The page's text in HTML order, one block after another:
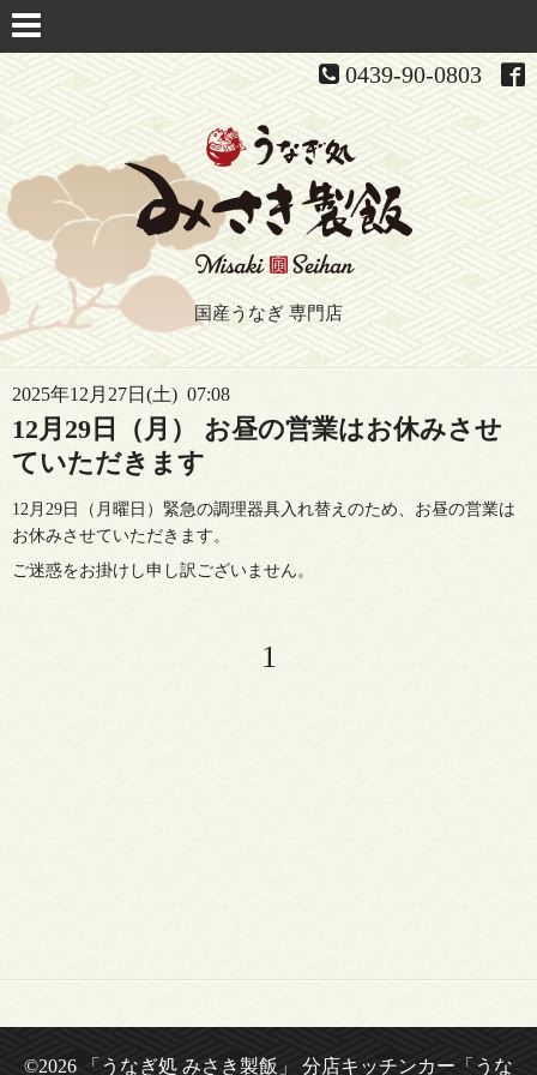
0439-90-0803
国産うなぎ 専門店
2025年12月27日(土) 07:08
12月29日（月） お昼の営業はお休みさせ
ていただきます
12月29日（月曜日）緊急の調理器具入れ替えのため、お昼の営業は
お休みさせていただきます。
ご迷惑をお掛けし申し訳ございません。
1
©2026 「うなぎ処 みさき製飯」 分店キッチンカー「うな